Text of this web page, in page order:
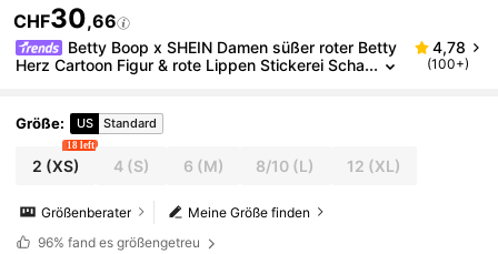
CHF30,66
Betty Boop x SHEIN Damen süßer roter Betty
Herz Cartoon Figur & rote Lippen Stickerei Scha
Bademantel, flauschige rote Pyjamas für Damen rot
e Nachtwäsche, gemütlich
4,78
(100+)
Größe: US Standard
2 (XS)
18 left
4(S) 6 (M) 8/10 (L) 12 (XL)
Meine Größe finden
Größenberater
96% fand es größengetreu